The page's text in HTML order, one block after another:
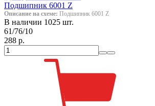
Подшипник 6001 Z
Описание на схеме: Подшипник 6001 Z
В наличии 1025 шт.
61/76/10
288 р.